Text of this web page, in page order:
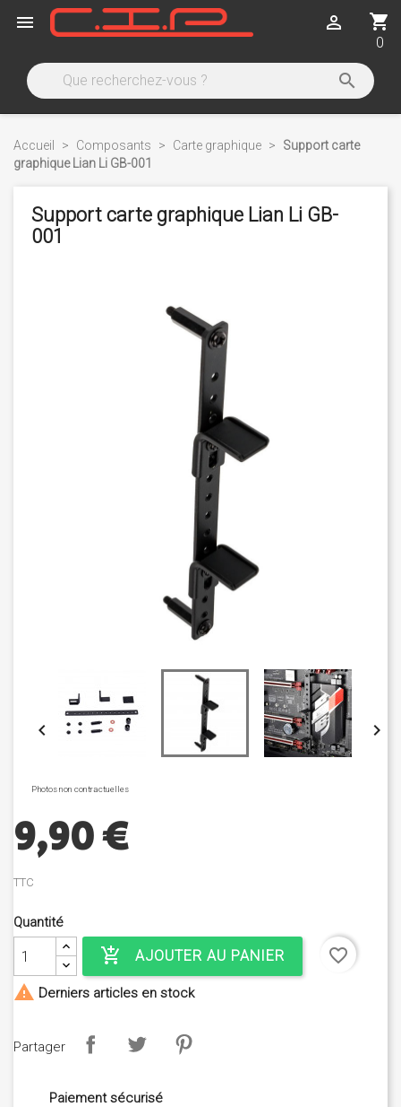
 shopping_cart
0


Accueil Composants Carte graphique
Support carte
graphique Lian Li GB-001
Support carte graphique Lian Li GB-
001
 
Photos non contractuelles
9,90 €
TTC
Quantité
add_shopping_cart AJOUTER AU PANIER
favorite_border
 Derniers articles en stock
Partager
Paiement sécurisé